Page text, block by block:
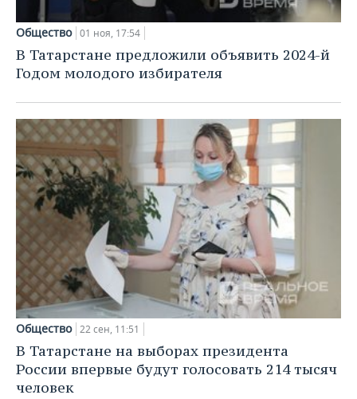
Общество 01 ноя, 17:54
В Татарстане предложили объявить 2024-й
Годом молодого избирателя
Общество 22 сен, 11:51
В Татарстане на выборах президента
России впервые будут голосовать 214 тысяч
человек